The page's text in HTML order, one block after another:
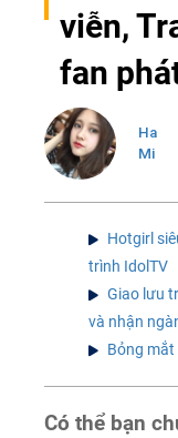
viễn,
fan
Ha
Mi
Hotgirl
trình IdolTV
Giao lưu
và nhận
Bỏng mắt
Có thể bạn